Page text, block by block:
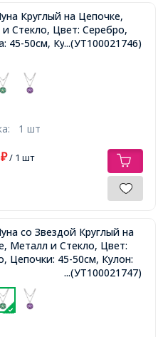
Круглый на Цепочке,
Стекло, Цвет: Серебро,
45-50см, Кулон: 27мм,
...(УТ100021746)
1 шт
₽/ 1 шт
со Звездой Круглый на
Металл и Стекло, Цвет:
Цепочки: 45-50см, Кулон:
...(УТ100021747)